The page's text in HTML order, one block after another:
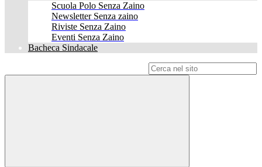
Scuola Polo Senza Zaino
Newsletter Senza zaino
Riviste Senza Zaino
Eventi Senza Zaino
Bacheca Sindacale